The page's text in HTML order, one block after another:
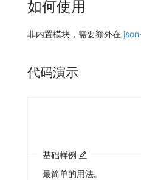
如何使用
非内置模块，需要额外在
代码演示
基础样例
最简单的用法。